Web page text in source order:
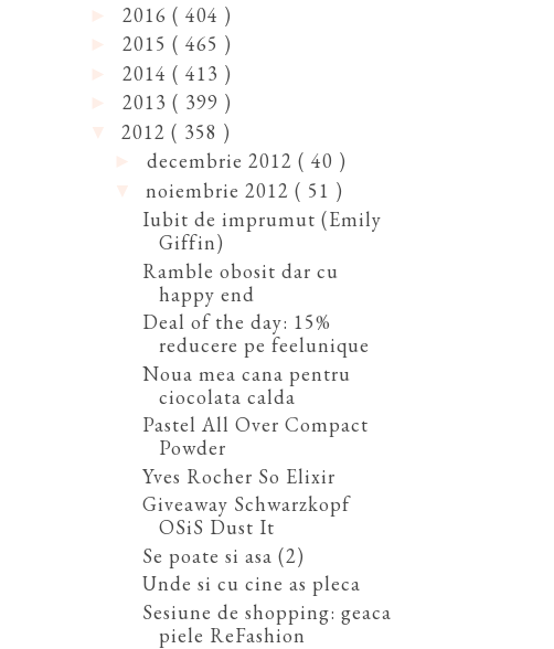
2016 ( 404 )
2015 ( 465 )
2014 ( 413 )
2013 ( 399 )
2012 ( 358 )
decembrie 2012 ( 40 )
noiembrie 2012 ( 51 )
Iubit de imprumut (Emily
Giffin)
Ramble obosit dar cu
happy end
Deal of the day: 15%
reducere pe feelunique
Noua mea cana pentru
ciocolata calda
Pastel All Over Compact
Powder
Yves Rocher So Elixir
Giveaway Schwarzkopf
OSiS Dust It
Se poate si asa (2)
Unde si cu cine as pleca
Sesiune de shopping: geaca
piele ReFashion